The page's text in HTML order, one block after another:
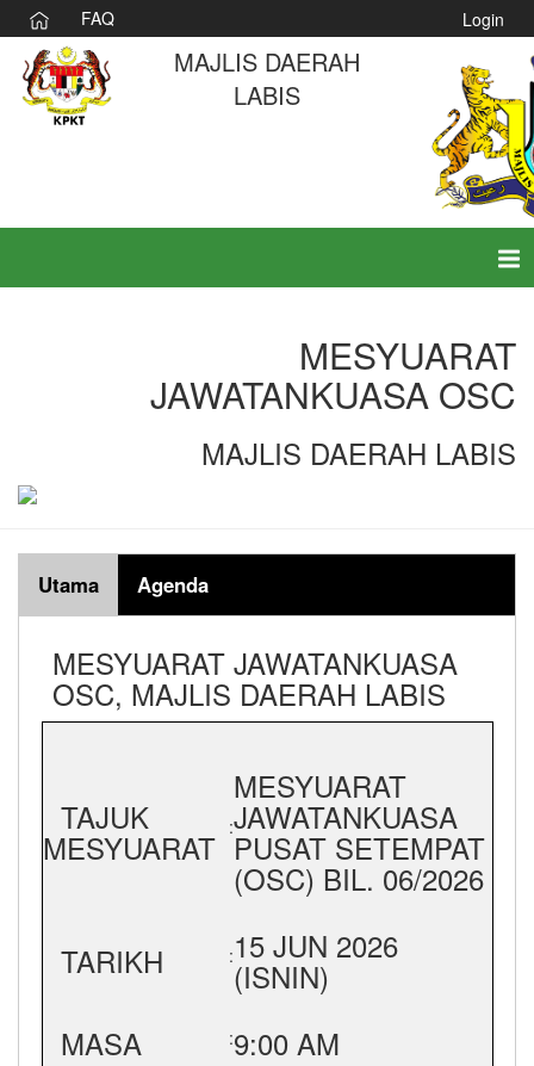
FAQ Login
MAJLIS DAERAH
LABIS
MESYUARAT
JAWATANKUASA OSC
MAJLIS DAERAH LABIS
Utama Agenda
MESYUARAT JAWATANKUASA
OSC, MAJLIS DAERAH LABIS
TAJUK
MESYUARAT :
MESYUARAT
JAWATANKUASA
PUSAT SETEMPAT
(OSC) BIL. 06/2026
TARIKH
:15 JUN 2026
(ISNIN)
MASA
:9:00 AM